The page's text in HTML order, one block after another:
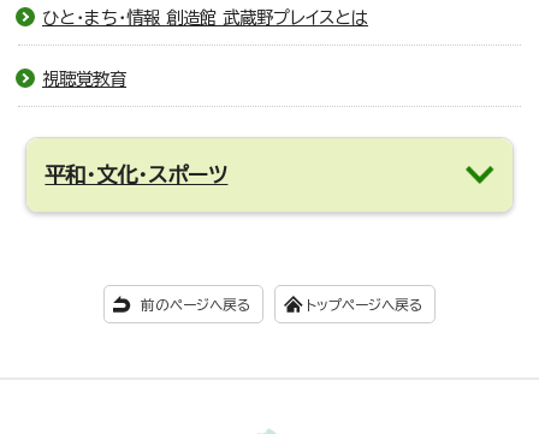
ひと・まち・情報 創造館 武蔵野プレイスとは
視聴覚教育
平和・文化・スポーツ
前のページへ戻る トップページへ戻る